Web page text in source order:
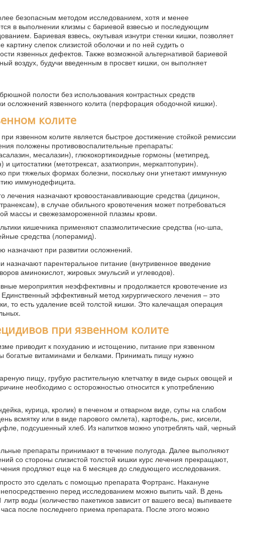
безопасным методом исследованием, хотя и менее
в выполнении клизмы с бариевой взвесью и последующим
Бариевая взвесь, окутывая изнутри стенки кишки, позволяет
картину слепок слизистой оболочки и по ней судить о
язвенных дефектов. Также возможной альтернативой бариевой
воздух, будучи введенным в просвет кишки, он выполняет
полости без использования контрастных средств
осложнений язвенного колита (перфорация ободочной кишки).
колите
язвенном колите является быстрое достижение стойкой ремиссии
положены противовоспалительные препараты:
месалазин), глюкокортикоидные гормоны (метипред,
и цитостатики (метотрексат, азатиоприн, меркаптопурин).
при тяжелых формах болезни, поскольку они угнетают иммунную
иммунодефицита.
лечения назначают кровоостанавливающие средства (дицинон,
в случае обильного кровотечения может потребоваться
массы и свежезамороженной плазмы крови.
кишечника применяют спазмолитические средства (но-шпа,
средства (лоперамид).
назначают при развитии осложнений.
парентеральное питание (внутривенное введение
аминокислот, жировых эмульсий и углеводов).
мероприятия неэффективны и продолжается кровотечение из
эффективный метод хирургического лечения – это
то есть удаление всей толстой кишки. Это калечащая операция
при язвенном колите
приводит к похуданию и истощению, питание при язвенном
богатые витаминами и белками. Принимать пищу нужно
пищу, грубую растительную клетчатку в виде сырых овощей и
необходимо с осторожностью относится к употреблению
курица, кролик) в печеном и отварном виде, супы на слабом
всмятку или в виде парового омлета), картофель, рис, кисели,
подсушенный хлеб. Из напитков можно употреблять чай, черный
препараты принимают в течение полугода. Далее выполняют
со стороны слизистой толстой кишки курс лечения прекращают,
продляют еще на 6 месяцев до следующего исследования.
это сделать с помощью препарата Фортранс. Накануне
перед исследованием можно выпить чай. В день
воды (количество пакетиков зависит от вашего веса) выпиваете
после последнего приема препарата. После этого можно